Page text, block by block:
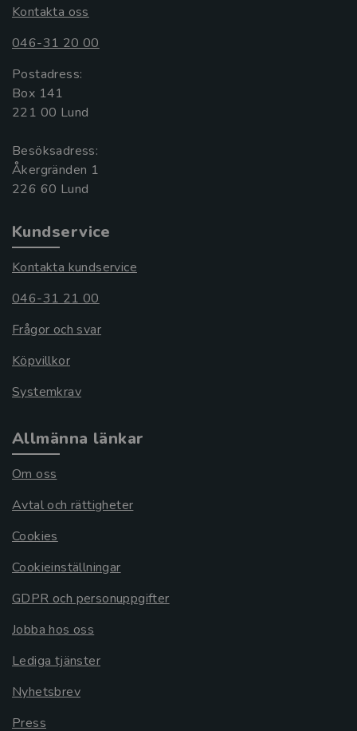
Kontakta oss
046-31 20 00
Postadress:
Box 141
221 00 Lund
Besöksadress:
Åkergränden 1
Kundservice
Kontakta kundservice
046-31 21 00
Frågor och svar
Köpvillkor
Systemkrav
Allmänna länkar
Om oss
Avtal och rättigheter
Cookies
Cookieinställningar
GDPR och personuppgifter
Jobba hos oss
Lediga tjänster
Nyhetsbrev
Press